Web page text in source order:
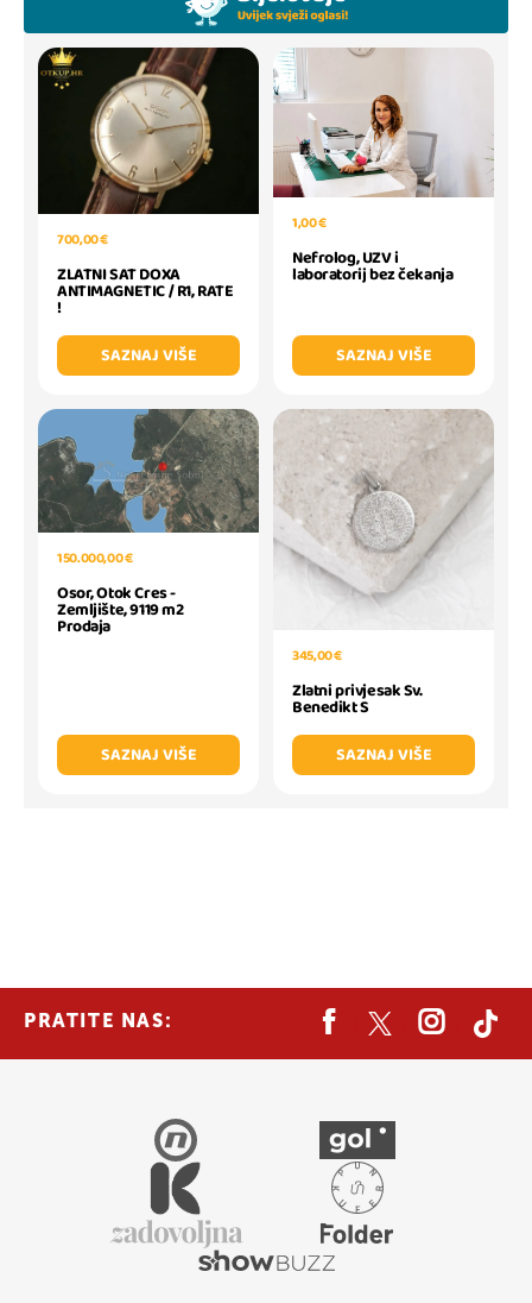
700,00 €
ZLATNI SAT DOXA
ANTIMAGNETIC / R1, RATE
!
SAZNAJ VIŠE
1,00 €
Nefrolog, UZV i
laboratorij bez čekanja
SAZNAJ VIŠE
150.000,00 €
Osor, Otok Cres -
Zemljište, 9119 m2
Prodaja
SAZNAJ VIŠE
345,00 €
Zlatni privjesak Sv.
Benedikt S
SAZNAJ VIŠE
PRATITE NAS: